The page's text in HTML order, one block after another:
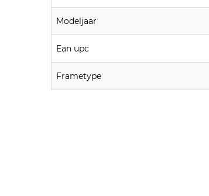
Modeljaar
Ean upc
Frametype